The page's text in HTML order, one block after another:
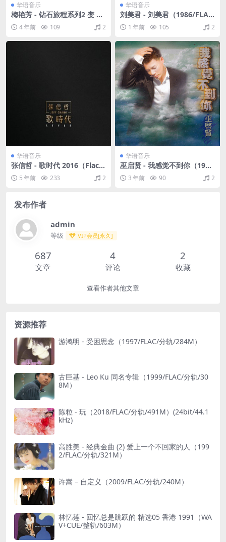
华语音乐
梅艳芳 - 钻石旅程系列2 变 19
93 [WAV+CUE/整轨/574M]
4 年前 109 2
华语音乐
刘美君 - 刘美君（1986/FLA
C/分轨/273M）
1 年前 105 2
华语音乐
张信哲 - 歌时代 2016（Flac+
CUE/整轨/258M）
5 年前 233 2
华语音乐
巫启贤 - 我感觉不到你（199
6/FLAC/分轨/285M）
3 年前 90 2
发布作者
admin
等级 VIP会员[永久]
687
文章
4
评论
2
收藏
查看作者其他文章
资源推荐
游鸿明 - 受困思念（1997/FLAC/分轨/284M）
古巨基 - Leo Ku 同名专辑（1999/FLAC/分轨/30
8M）
陈粒 - 玩（2018/FLAC/分轨/491M）(24bit/44.1
kHz)
高胜美 - 经典金曲 (2) 爱上一个不回家的人（199
2/FLAC/分轨/321M）
许嵩 – 自定义（2009/FLAC/分轨/240M）
林忆莲 - 回忆总是跳跃的 精选05 香港 1991（WA
V+CUE/整轨/603M）